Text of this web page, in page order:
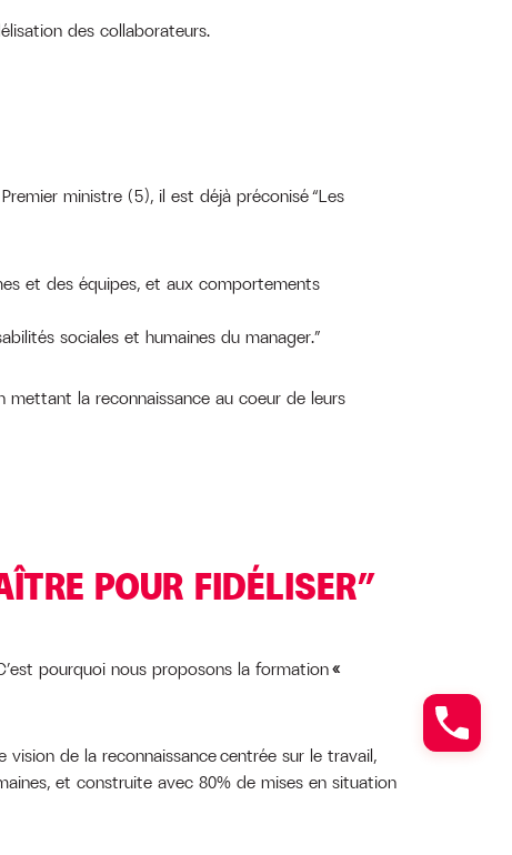
des collaborateurs.
ministre (5), il est déjà préconisé “Les
et des équipes, et aux comportements
sociales et humaines du manager.”
la reconnaissance au coeur de leurs
POUR FIDÉLISER”
pourquoi nous proposons la formation«
de la reconnaissance centrée sur le travail,
et construite avec 80% de mises en situation